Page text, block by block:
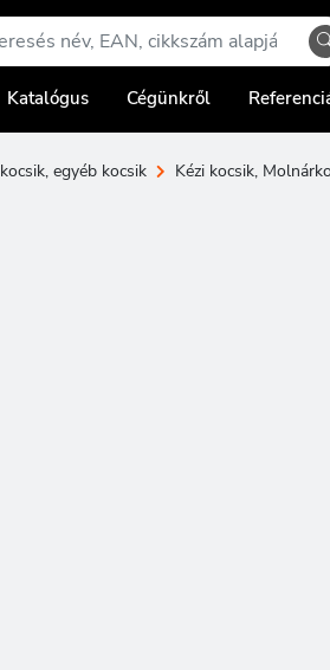
Katalógus Cégünkről
egyéb kocsik Kézi kocsik,